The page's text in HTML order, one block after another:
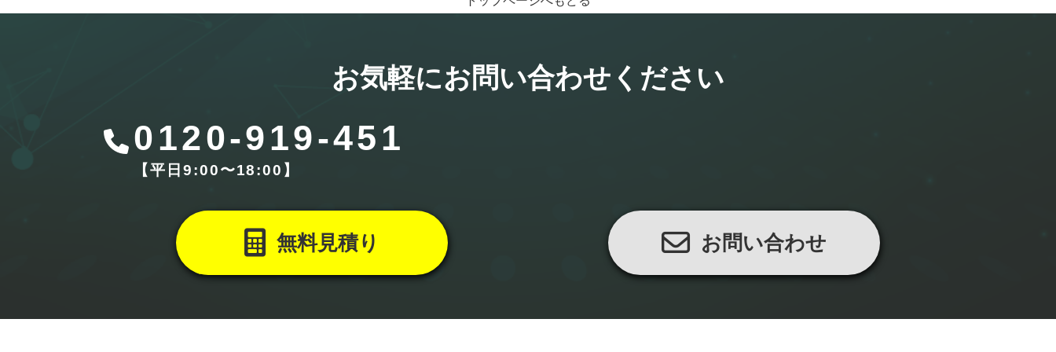
お気軽にお問い合わせください
0120-919-451
【平⽇9:00〜18:00】
無料見積り お問い合わせ